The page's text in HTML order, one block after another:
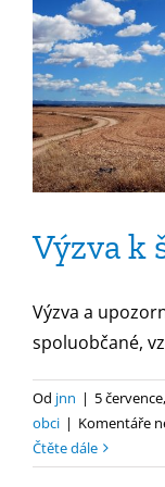
Výzva k
Výzva a
spoluobčané,
Od jnn | 5
obci | Komentáře
Čtěte dále